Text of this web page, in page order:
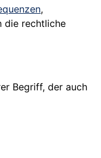
,
die rechtliche
Begriff, der auch